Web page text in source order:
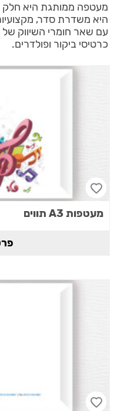
מעטפה ממותגת היא חלק
היא משדרת סדר, מקצועיות
עם שאר חומרי השיווק
כרטיסי ביקור ופולדרים.
מעטפות A3 תווים